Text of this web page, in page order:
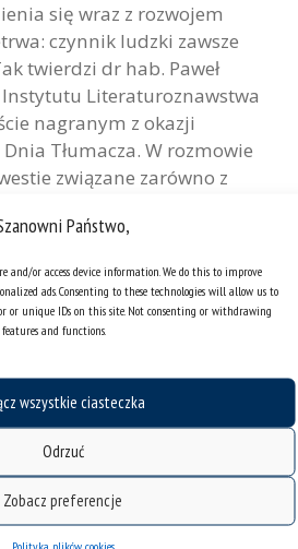
Państwo,
and/or access device information. We do this to improve
ads. Consenting to these technologies will allow us to
or unique IDs on this site. Not consenting or withdrawing
and functions.
wszystkie ciasteczka
Odrzuć
Zobacz preferencje
Polityka plików cookies
się wraz z rozwojem
czynnik ludzki zawsze
twierdzi dr hab. Paweł
Instytutu Literaturoznawstwa
nagranym z okazji
Tłumacza. W rozmowie
związane zarówno z
jak przygotowuje...